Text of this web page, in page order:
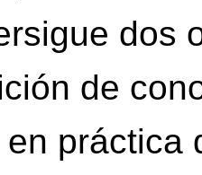
dos
de
práctica